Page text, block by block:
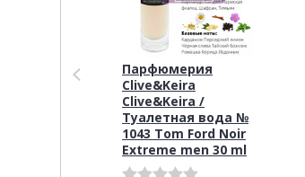
Парфюмерия
Clive&Keira
Clive&Keira /
Туалетная вода №
1043 Tom Ford Noir
Extreme men 30 ml